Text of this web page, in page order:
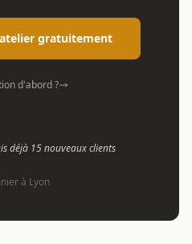
gratuitement
d'abord ?
déjà 15 nouveaux clients
à Lyon